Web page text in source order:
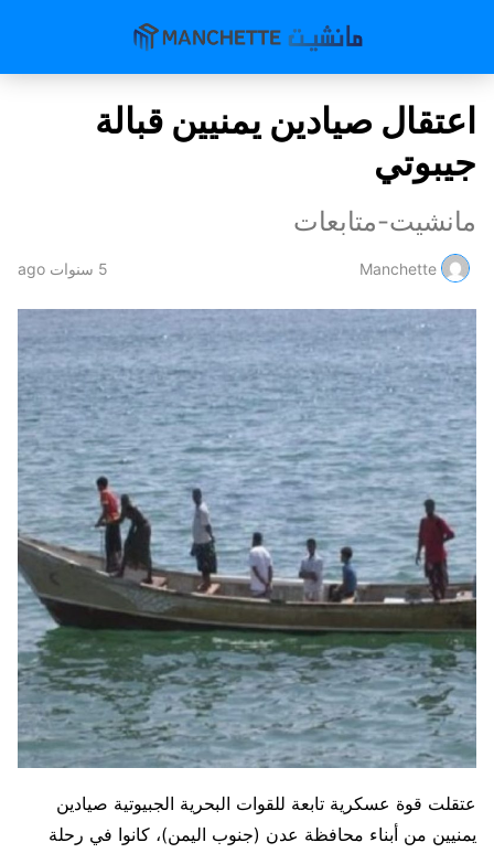
اعتقال صيادين يمنيين قبالة
جيبوتي
مانشيت-متابعات
Manchette 5 سنوات ago
عتقلت قوة عسكرية تابعة للقوات البحرية الجبيوتية صيادين
يمنيين من أبناء محافظة عدن (جنوب اليمن)، كانوا في رحلة